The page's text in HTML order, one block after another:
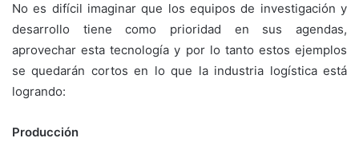
No es difícil imaginar que los equipos de investigación y
desarrollo tiene como prioridad en sus agendas,
aprovechar esta tecnología y por lo tanto estos ejemplos
se quedarán cortos en lo que la industria logística está
logrando:
Producción